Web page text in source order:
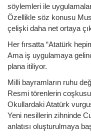
söylemleri ile
Özellikle söz konusu
çelişki daha net ortaya
Her fırsatta “Atatürk
Ama iş uygulamaya
plana itiliyor.
Milli bayramların ruhu
Resmi törenlerin coşkusu
Okullardaki Atatürk
Yeni nesillerin zihninde
anlatısı oluşturulmaya